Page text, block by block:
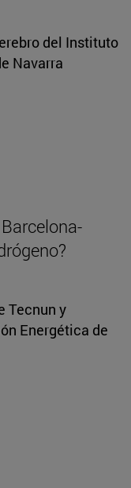
del Instituto
Navarra
Tecnun y
Energética de